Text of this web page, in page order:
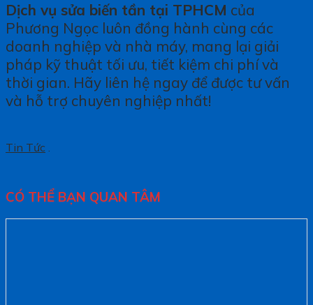
Dịch vụ sửa biến tần tại TPHCM của
Phương Ngọc luôn đồng hành cùng các
doanh nghiệp và nhà máy, mang lại giải
pháp kỹ thuật tối ưu, tiết kiệm chi phí và
thời gian. Hãy liên hệ ngay để được tư vấn
và hỗ trợ chuyên nghiệp nhất!
Tin Tức .
CÓ THỂ BẠN QUAN TÂM